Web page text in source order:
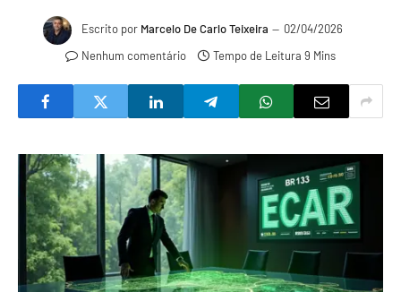
Escrito por Marcelo De Carlo Teixeira
02/04/2026
Nenhum comentário
Tempo de Leitura 9 Mins